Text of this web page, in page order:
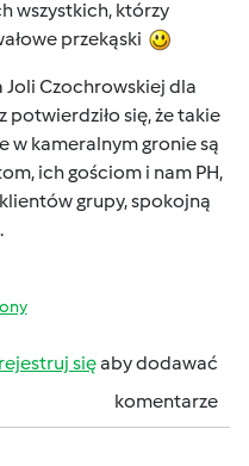
wszystkich, którzy
przekąski
Joli Czochrowskiej dla
potwierdziło się, że takie
w kameralnym gronie są
ich gościom i nam PH,
grupy, spokojną
sięaby dodawać
komentarze